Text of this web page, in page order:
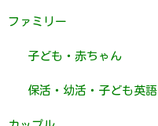
ファミリー
子ども・赤ちゃん
保活・幼活・子ども英語